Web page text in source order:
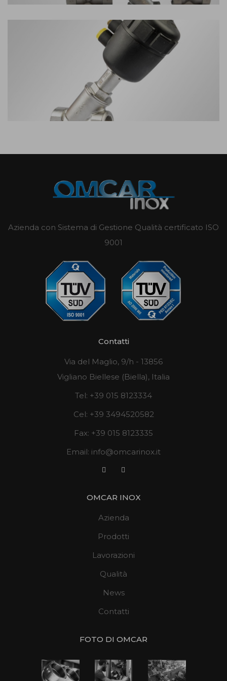
Azienda con Sistema di Gestione Qualità certificato ISO
9001
Contatti
Via del Maglio, 9/h - 13856
Vigliano Biellese (Biella), Italia
Tel: +39 015 8123334
Cel: +39 3494520582
Fax: +39 015 8123335
Email: info@omcarinox.it
OMCAR INOX
Azienda
Prodotti
Lavorazioni
Qualità
News
Contatti
FOTO DI OMCAR